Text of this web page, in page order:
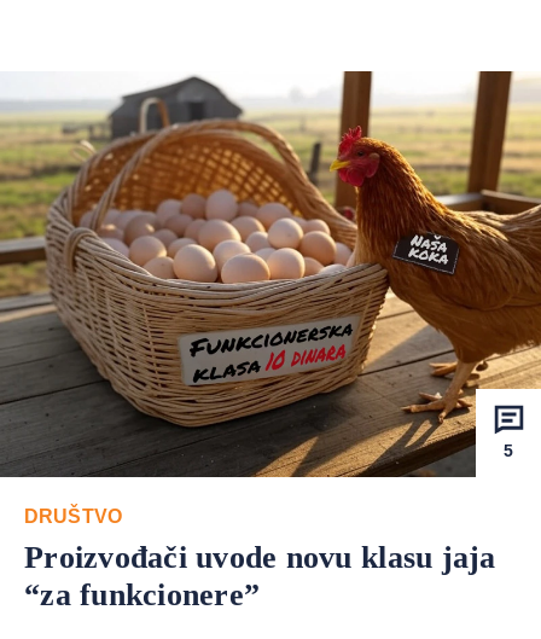
5
DRUŠTVO
Proizvođači uvode novu klasu jaja
“za funkcionere”